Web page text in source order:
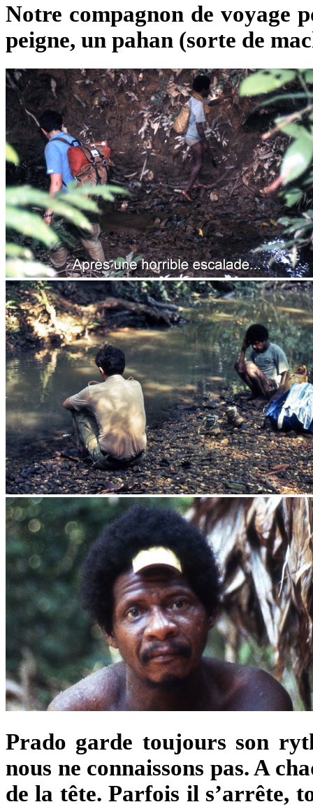
Notre compagnon de voyage
peigne, un pahan (sorte de
Prado garde toujours son
nous ne connaissons pas. A
de la tête. Parfois il s’arrête,